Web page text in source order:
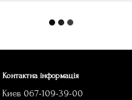
Контактна інформація
Киев 067-109-39-00